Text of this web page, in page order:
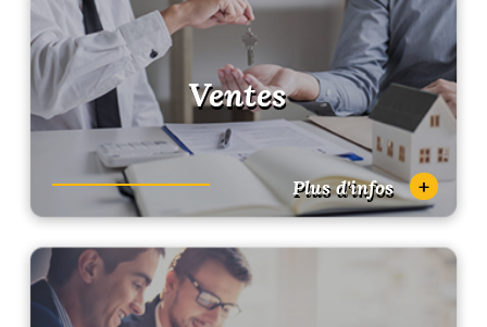
Ventes
Plus d'infos +